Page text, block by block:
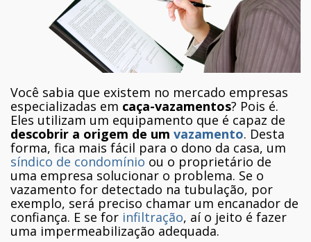
i
o
n
Você sabia que existem no mercado empresas
especializadas em caça-vazamentos? Pois é.
Eles utilizam um equipamento que é capaz de
descobrir a origem de um vazamento. Desta
forma, fica mais fácil para o dono da casa, um
síndico de condomínio ou o proprietário de
uma empresa solucionar o problema. Se o
vazamento for detectado na tubulação, por
exemplo, será preciso chamar um encanador de
confiança. E se for infiltração, aí o jeito é fazer
uma impermeabilização adequada.